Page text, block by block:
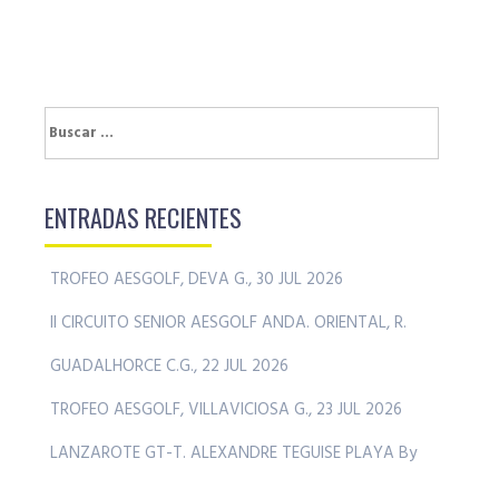
Buscar:
ENTRADAS RECIENTES
TROFEO AESGOLF, DEVA G., 30 JUL 2026
II CIRCUITO SENIOR AESGOLF ANDA. ORIENTAL, R.
GUADALHORCE C.G., 22 JUL 2026
TROFEO AESGOLF, VILLAVICIOSA G., 23 JUL 2026
LANZAROTE GT-T. ALEXANDRE TEGUISE PLAYA By